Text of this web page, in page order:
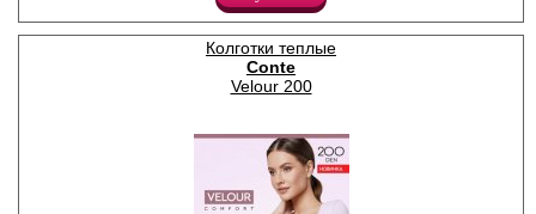
анатомической пяткой,
уплотненным мыском,
задней вставкой, х/б
ластовицей.
Полиамид 24%
Хлопок 74%
Колготки теплые
Conte
Velour 200